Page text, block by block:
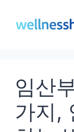
임산
가지,